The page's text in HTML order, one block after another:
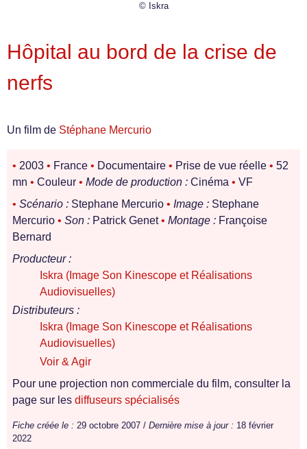
© Iskra
Hôpital au bord de la crise de
nerfs
Un film de Stéphane Mercurio
• 2003 • France • Documentaire • Prise de vue réelle • 52
mn • Couleur • Mode de production : Cinéma • VF
• Scénario : Stephane Mercurio • Image : Stephane
Mercurio • Son : Patrick Genet• Montage : Françoise
Bernard
Producteur :
Iskra (Image Son Kinescope et Réalisations
Audiovisuelles)
Distributeurs :
Iskra (Image Son Kinescope et Réalisations
Audiovisuelles)
Voir & Agir
Pour une projection non commerciale du film, consulter la
page sur les diffuseurs spécialisés
Fiche créée le : 29 octobre 2007 / Dernière mise à jour : 18 février
2022